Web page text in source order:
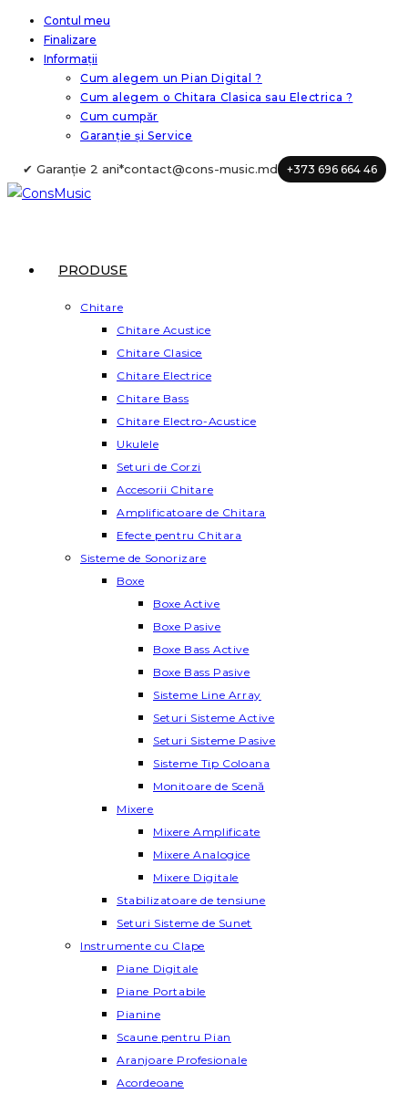
Skip
content
Contul meu
Finalizare
Informații
Cum alegem un Pian Digital ?
Cum alegem o Chitara Clasica sau Electrica ?
Cum cumpăr
Garanție și Service
✔ Garanție 2 ani*contact@cons-music.md +373 696 664 46
PRODUSE
Chitare
Chitare Acustice
Chitare Clasice
Chitare Electrice
Chitare Bass
Chitare Electro-Acustice
Ukulele
Seturi de Corzi
Accesorii Chitare
Amplificatoare de Chitara
Efecte pentru Chitara
Sisteme de Sonorizare
Boxe
Boxe Active
Boxe Pasive
Boxe Bass Active
Boxe Bass Pasive
Sisteme Line Array
Seturi Sisteme Active
Seturi Sisteme Pasive
Sisteme Tip Coloana
Monitoare de Scenă
Mixere
Mixere Amplificate
Mixere Analogice
Mixere Digitale
Stabilizatoare de tensiune
Seturi Sisteme de Sunet
Instrumente cu Clape
Piane Digitale
Piane Portabile
Pianine
Scaune pentru Pian
Aranjoare Profesionale
Acordeoane